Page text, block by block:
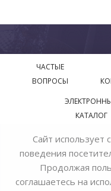
ЧАСТЫЕ
ВОПРОСЫ
КАТАЛОГ
© 2018—2026
Bohemia Ivele Crystal
Сайт использует
поведения
Продолжая
соглашаетесь на